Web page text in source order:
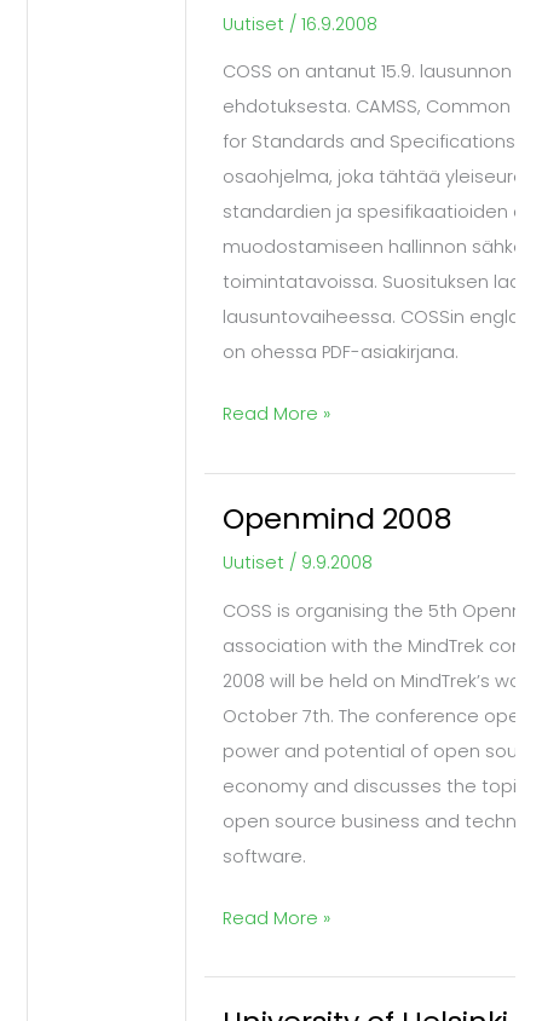
Uutiset / 16.9.2008
COSS on antanut 15.9. lausunnon
ehdotuksesta. CAMSS, Common
for Standards and Specifications on
osaohjelma, joka tähtää
standardien ja spesifikaatioiden
muodostamiseen hallinnon
toimintatavoissa. Suosituksen
lausuntovaiheessa. COSSin
on ohessa PDF-asiakirjana.
Read More »
Openmind 2008
Uutiset / 9.9.2008
COSS is organising the 5th
association with the MindTrek
2008 will be held on MindTrek’s
October 7th. The conference
power and potential of open
economy and discusses the
open source business and
software.
Openmind
2008
Read More »